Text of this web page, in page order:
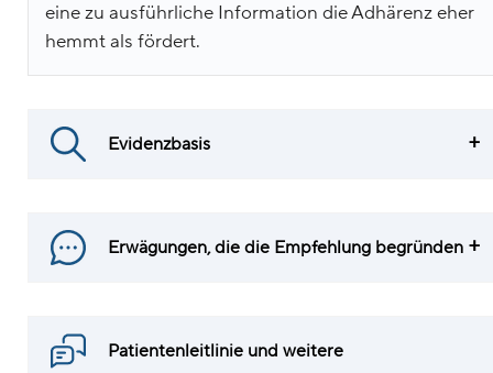
eine zu ausführliche Information die Adhärenz eher
hemmt als fördert.
Evidenzbasis
Erwägungen, die die Empfehlung begründen
Patientenleitlinie und weitere